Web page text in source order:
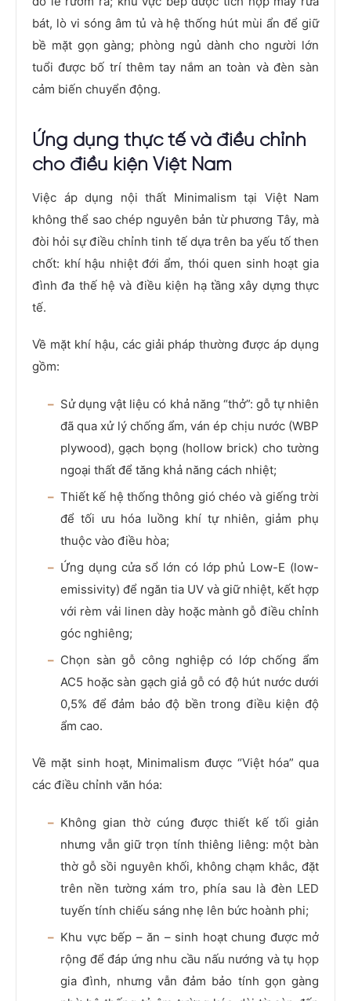
bát, lò vi sóng âm tủ và hệ thống hút mùi ẩn để giữ
bề mặt gọn gàng; phòng ngủ dành cho người lớn
tuổi được bố trí thêm tay nắm an toàn và đèn sàn
cảm biến chuyển động.
Ứng dụng thực tế và điều chỉnh
cho điều kiện Việt Nam
Việc áp dụng nội thất Minimalism tại Việt Nam
không thể sao chép nguyên bản từ phương Tây, mà
đòi hỏi sự điều chỉnh tinh tế dựa trên ba yếu tố then
chốt: khí hậu nhiệt đới ẩm, thói quen sinh hoạt gia
đình đa thế hệ và điều kiện hạ tầng xây dựng thực
tế.
Về mặt khí hậu, các giải pháp thường được áp dụng
gồm:
Sử dụng vật liệu có khả năng “thở”: gỗ tự nhiên
đã qua xử lý chống ẩm, ván ép chịu nước (WBP
plywood), gạch bọng (hollow brick) cho tường
ngoại thất để tăng khả năng cách nhiệt;
Thiết kế hệ thống thông gió chéo và giếng trời
để tối ưu hóa luồng khí tự nhiên, giảm phụ
thuộc vào điều hòa;
Ứng dụng cửa sổ lớn có lớp phủ Low-E (low-
emissivity) để ngăn tia UV và giữ nhiệt, kết hợp
với rèm vải linen dày hoặc mành gỗ điều chỉnh
góc nghiêng;
Chọn sàn gỗ công nghiệp có lớp chống ẩm
AC5 hoặc sàn gạch giả gỗ có độ hút nước dưới
0,5% để đảm bảo độ bền trong điều kiện độ
ẩm cao.
Về mặt sinh hoạt, Minimalism được “Việt hóa” qua
các điều chỉnh văn hóa:
Không gian thờ cúng được thiết kế tối giản
nhưng vẫn giữ trọn tính thiêng liêng: một bàn
thờ gỗ sồi nguyên khối, không chạm khắc, đặt
trên nền tường xám tro, phía sau là đèn LED
tuyến tính chiếu sáng nhẹ lên bức hoành phi;
Khu vực bếp – ăn – sinh hoạt chung được mở
rộng để đáp ứng nhu cầu nấu nướng và tụ họp
gia đình, nhưng vẫn đảm bảo tính gọn gàng